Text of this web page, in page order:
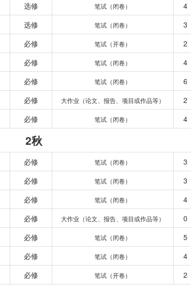
选修 笔试（闭卷） 4
选修 笔试（闭卷） 3
必修 笔试（开卷） 2
必修 笔试（闭卷） 4
必修 笔试（闭卷） 6
必修 大作业（论文、报告、项目或作品等） 2
必修 笔试（闭卷） 4
2秋
必修 笔试（闭卷） 3
必修 笔试（闭卷） 3
必修 笔试（闭卷） 4
必修 大作业（论文、报告、项目或作品等） 0
必修 笔试（闭卷） 5
必修 笔试（闭卷） 4
必修 笔试（开卷） 2